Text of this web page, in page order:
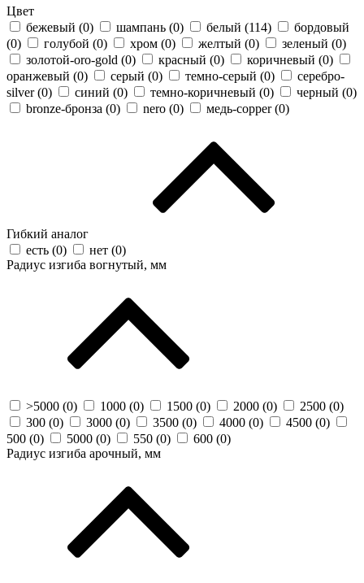
Цвет
бежевый (0) шампань (0) белый (114)
бордовый
(0) голубой (0) хром (0) желтый (0) зеленый (0)
золотой-oro-gold (0) красный (0) коричневый (0)
оранжевый (0) серый (0) темно-серый (0)
серебро-
silver (0) синий (0) темно-коричневый (0) черный (0)
bronze-бронза (0) nero (0) медь-copper (0)
Гибкий аналог
есть (0) нет (0)
Радиус изгиба вогнутый, мм
>5000 (0) 1000 (0) 1500 (0) 2000 (0) 2500 (0)
300 (0) 3000 (0) 3500 (0) 4000 (0) 4500 (0)
500 (0) 5000 (0) 550 (0) 600 (0)
Радиус изгиба арочный, мм